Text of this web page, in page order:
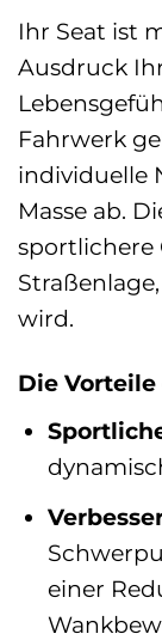
Ihr Seat ist
Ausdruck
Fahrwerk
individuelle
Masse ab.
sportlichere
wird.
Die
einer